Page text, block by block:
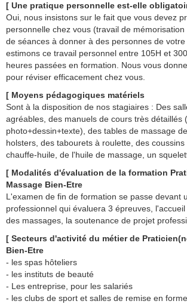
[ Une pratique personnelle est-elle
Oui, nous insistons sur le fait que vous devez
personnelle chez vous (travail de
de séances à donner à des personnes de
estimons ce travail personnel entre 105H et
heures passées en formation. Nous vous
pour réviser efficacement chez vous.
[ Moyens pédagogiques matériels
Sont à la disposition de nos stagiaires : Des
agréables, des manuels de cours très détaillés
photo+dessin+texte), des tables de massage
holsters, des tabourets à roulette, des
chauffe-huile, de l'huile de massage, un
[ Modalités d'évaluation de la formation
Massage Bien-Etre
L'examen de fin de formation se passe devant
professionnel qui évaluera 3 épreuves,
des massages, la soutenance de projet
[ Secteurs d'activité du métier de
Bien-Etre
- les spas hôteliers
- les instituts de beauté
- Les entreprise, pour les salariés
- les clubs de sport et salles de remise en forme